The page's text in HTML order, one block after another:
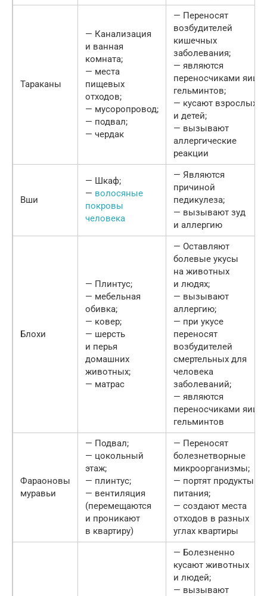
Тараканы
— Канализация
и ванная
комната;
— места
пищевых
отходов;
— мусоропровод;
— подвал;
— чердак
— Переносят
возбудителей
кишечных
заболевания;
— являются
переносчиками яиц
гельминтов;
— кусают взрослых
и детей;
— вызывают
аллергические
реакции
Вши
— Шкаф;
— волосяные
покровы
человека
— Являются
причиной
педикулеза;
— вызывают зуд
и аллергию
Блохи
— Плинтус;
— мебельная
обивка;
— ковер;
— шерсть
и перья
домашних
животных;
— матрас
— Оставляют
болевые укусы
на животных
и людях;
— вызывают
аллергию;
— при укусе
переносят
возбудителей
смертельных для
человека
заболеваний;
— являются
переносчиками яиц
гельминтов
Фараоновы
муравьи
— Подвал;
— цокольный
этаж;
— плинтус;
— вентиляция
(перемещаются
и проникают
в квартиру)
— Переносят
болезнетворные
микроорганизмы;
— портят продукты
питания;
— создают места
отходов в разных
углах квартиры
— Болезненно
кусают животных
и людей;
— вызывают